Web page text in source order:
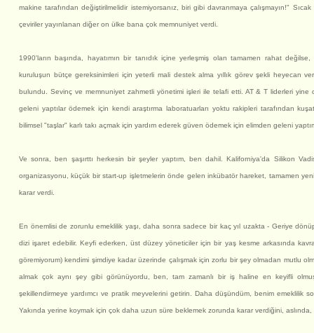
makine tarafından değiştirilmelidir istemiyorsanız, biri gibi davranmaya çalışmayın!"
çeviriler yayınlanan diğer on ülke bana çok memnuniyet verdi.
1990'ların başında, hayatımın bir tanıdık içine yerleşmiş olan tamamen rahat
kuruluşun bütçe gereksinimleri için yeterli mali destek alma yıllık görev şekli heyecan
bulundu. Sevinç ve memnuniyet zahmetli yönetimi işleri ile telafi etti. AT & T liderleri
geleni yaptılar ödemek için kendi araştırma laboratuarları yoktu rakipleri tarafından
bilimsel "taşlar" karlı takı açmak için yardım ederek güven ödemek için elimden geleni
Ve sonra, ben şaşırttı herkesin bir şeyler yaptım, ben dahil. Kaliforniya'da Silikon
organizasyonu, küçük bir start-up işletmelerin önde gelen inkübatör hareket, tamamen
karar verdi.
En önemlisi de zorunlu emeklilik yaşı, daha sonra sadece bir kaç yıl uzakta - Geriye
dizi işaret edebilir. Keyfi ederken, üst düzey yöneticiler için bir yaş kesme arkasında
göremiyorum) kendimi şimdiye kadar üzerinde çalışmak için zorlu bir şey olmadan mutlu
almak çok aynı şey gibi görünüyordu, ben, tam zamanlı bir iş haline en keyifli
şekillendirmeye yardımcı ve pratik meyvelerini getirin. Daha düşündüm, benim emeklilik
Yakında yerine koymak için çok daha uzun süre beklemek zorunda karar verdiğini,